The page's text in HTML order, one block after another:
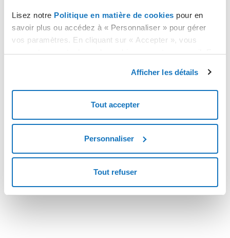
Lisez notre Politique en matière de cookies pour en
savoir plus ou accédez à « Personnaliser » pour gérer
vos paramètres. En cliquant sur « Accepter », vous
consentez au stockage de cookies sur votre appareil. En
stockage des cookies nécessaires.
Afficher les détails
Tout accepter
Personnaliser
Tout refuser